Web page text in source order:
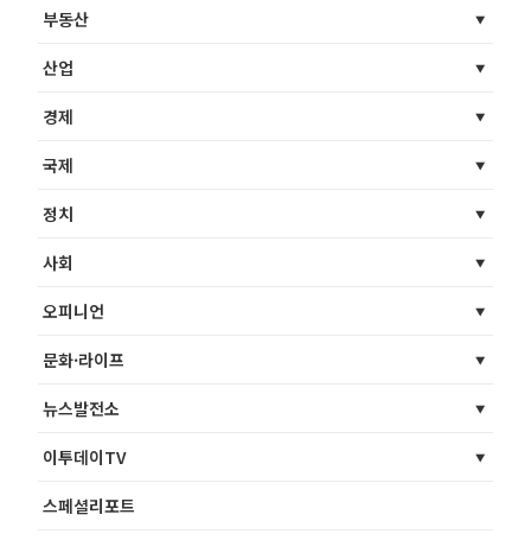
부동산
산업
경제
국제
정치
사회
오피니언
문화·라이프
뉴스발전소
이투데이TV
스페셜리포트